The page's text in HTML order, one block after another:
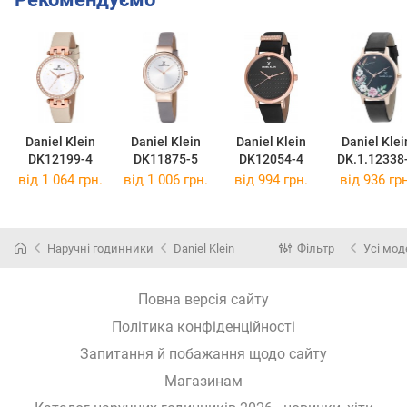
Daniel Klein
DK12199-4
Daniel Klein
DK11875-5
Daniel Klein
DK12054-4
Daniel
від 1 064 грн. від 1 006 грн. від 994 грн. від 936
Наручні годинники Daniel Klein Фільтр Усі
Повна версія сайту
Політика конфіденційності
Запитання й побажання щодо сайту
Магазинам